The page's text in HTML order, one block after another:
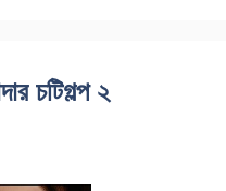
চটিগল্প ২